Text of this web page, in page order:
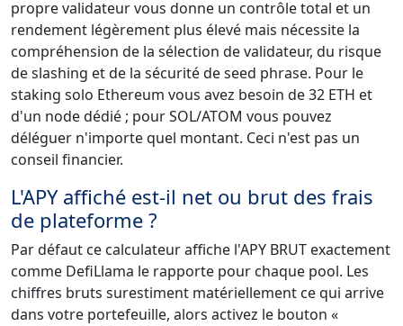
propre validateur vous donne un contrôle total et un
rendement légèrement plus élevé mais nécessite la
compréhension de la sélection de validateur, du risque
de slashing et de la sécurité de seed phrase. Pour le
staking solo Ethereum vous avez besoin de 32 ETH et
d'un node dédié ; pour SOL/ATOM vous pouvez
déléguer n'importe quel montant. Ceci n'est pas un
conseil financier.
L'APY affiché est-il net ou brut des frais
de plateforme ?
Par défaut ce calculateur affiche l'APY BRUT exactement
comme DefiLlama le rapporte pour chaque pool. Les
chiffres bruts surestiment matériellement ce qui arrive
dans votre portefeuille, alors activez le bouton «